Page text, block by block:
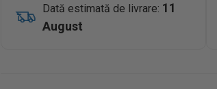
Dată estimată de livrare: 11
August